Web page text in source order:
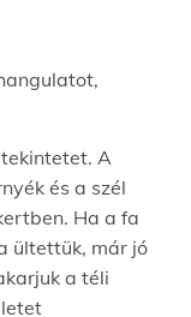
A
és a szél
Ha a fa
ültettük, már jó
a téli